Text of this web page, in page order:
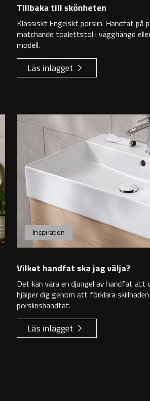
Tillbaka till skönheten
Klassiskt Engelskt porslin. Handfat på
matchande toalettstol i vägghängd
modell.
Läs inlägget
Inspiration
Vilket handfat ska jag välja?
Det kan vara en djungel av handfat att
hjälper dig genom att förklara
porslinshandfat.
Läs inlägget